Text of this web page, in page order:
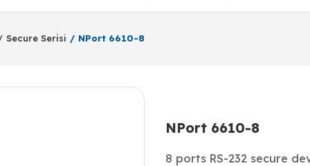
Secure Serisi NPort 6610-8
NPort 6610-8
8 ports RS-232 secure